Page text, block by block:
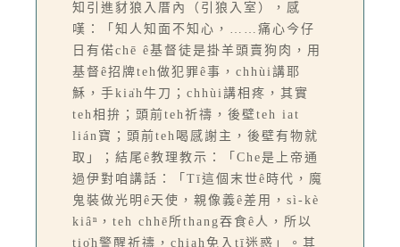
知引進豺狼入厝內（引狼入室），感
嘆：「知人知面不知心，……痛心今仔
日有偌chē ê基督徒是掛羊頭賣狗肉，用
基督ê招牌teh做犯罪ê事，chhùi講耶
穌，手kia̍h牛刀；chhùi講相疼，其實
teh相拚；頭前teh祈禱，後壁teh iat
lián寶；頭前teh喝感謝主，後壁有物就
取」；結尾ê教理教示：「Che是上帝通
過伊對咱講話：「Tī這個末世ê時代，魔
鬼裝做光明ê天使，親像義ê差用，sì-kè
kiâⁿ，teh chhē所thang吞食ê人，所以
tio̍h警醒祈禱，chiah免入tī迷惑」。其